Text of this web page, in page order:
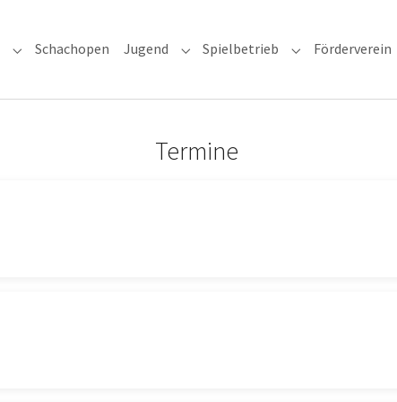
Submenu for "Unser Verein"
Schachopen Jugend Submenu for "Jugend"
Spielbetrieb Submenu for
Förderverein
Termine